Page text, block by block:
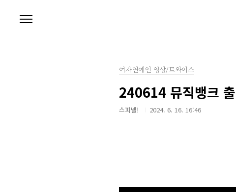
여자연예인 영상/트와이스
240614 뮤직뱅크
스피넬! 2024. 6. 16. 16:46